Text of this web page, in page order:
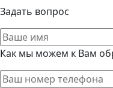
Задать вопрос
Как мы можем к Вам